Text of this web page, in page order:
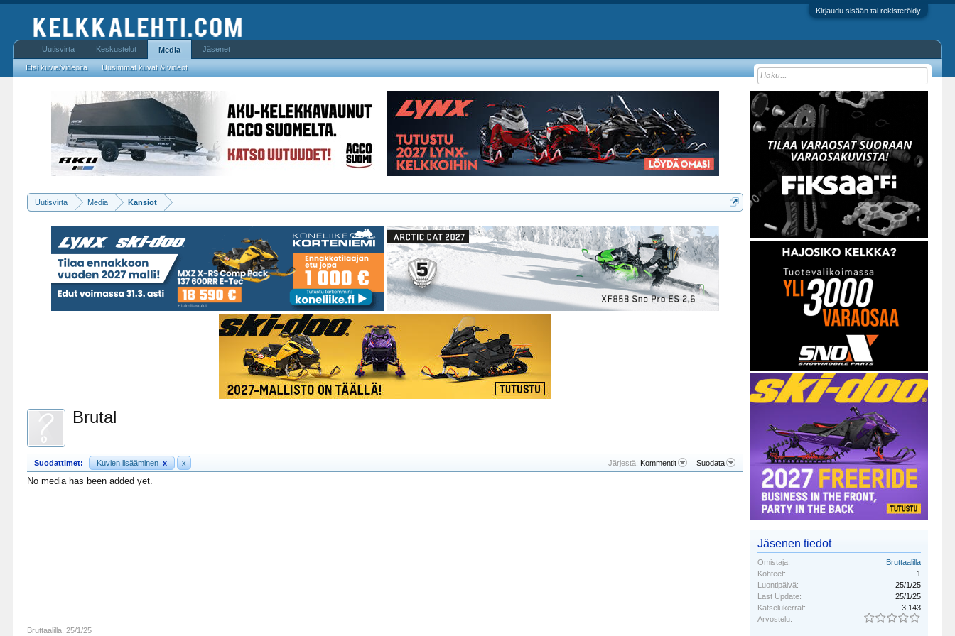
Kirjaudu sisään tai rekisteröidy
Uutisvirta Media Kansiot
Brutal
Suodattimet: Kuvien lisääminen x x Järjestä: Kommentit Suodata
No media has been added yet.
Bruttaalilla ,25/1/25
Jäsenen tiedot
Omistaja:
Bruttaalilla
Kohteet:
1
Luontipäivä:
25/1/25
Last Update:
25/1/25
Katselukerrat:
3,143
Arvostelu:
Uutisvirta Keskustelut Media
Etsi kuvia/videoita Uusimmat kuvat & videot
Jäsenet